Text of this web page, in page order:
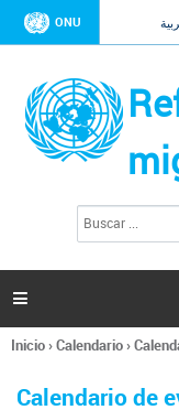
ONU
l
s

Se
usted
Inicio›Calendario›
Calendario de